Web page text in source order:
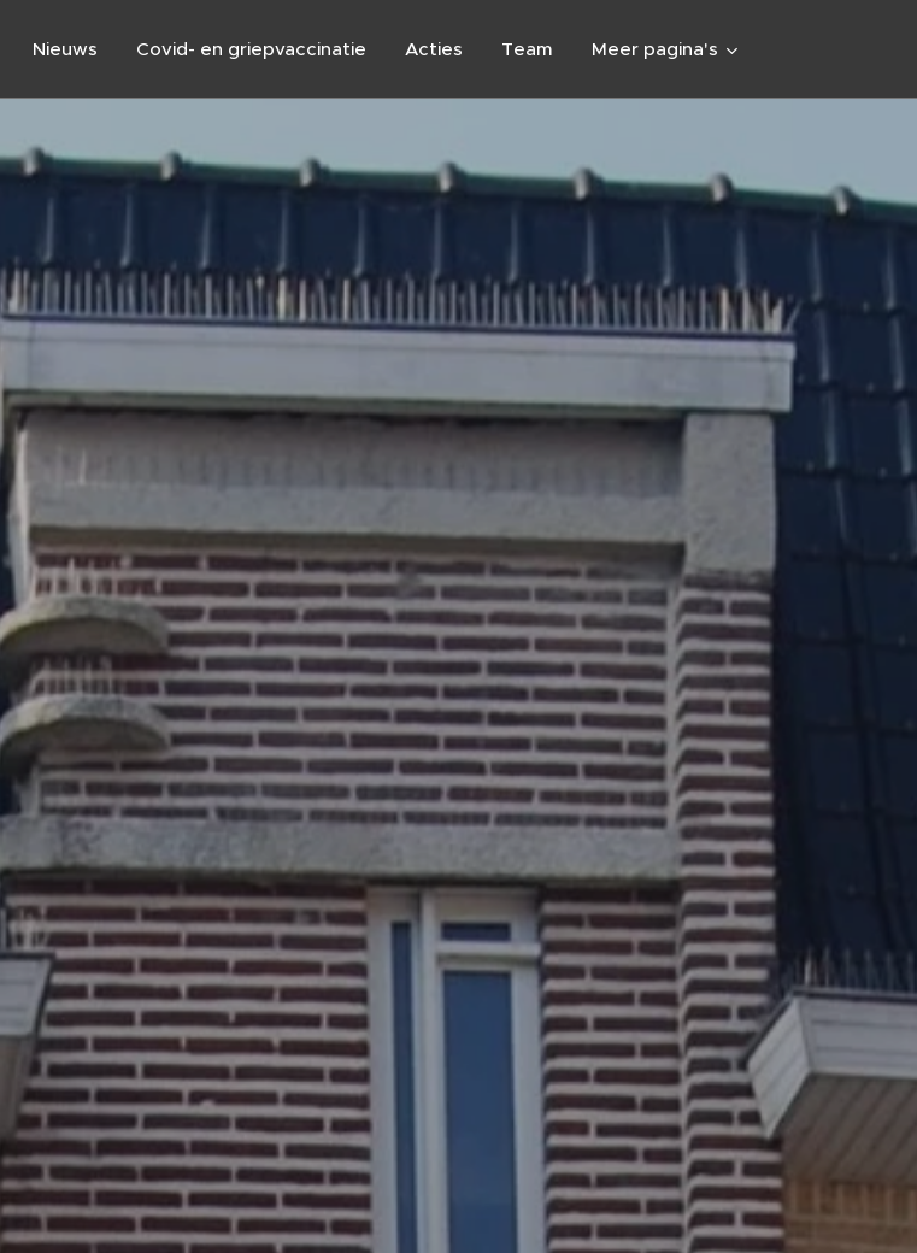
Nieuws Covid- en griepvaccinatie Acties Team Meer pagina's